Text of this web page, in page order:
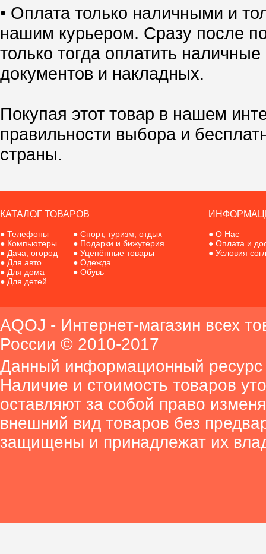
• Оплата только наличными и
нашим курьером. Сразу после
только тогда оплатить
документов и накладных.
Покупая этот товар в нашем
правильности выбора и
страны.
КАТАЛОГ ТОВАРОВ
● Телефоны
● Компьютеры
● Дача, огород
● Для авто
● Для дома
● Для детей
● Спорт, туризм, отдых
● Подарки и бижутерия
● Уценённые товары
● Одежда
● Обувь
● О Нас
● Оплата и
● Условия
AQOJ - Интернет-магазин всех
России © 2010-2017
Данный информационный ресурс
Наличие и стоимость товаров
оставляют за собой право
внешний вид товаров без
защищены и принадлежат их